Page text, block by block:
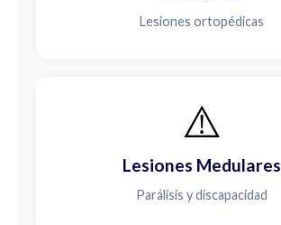
Lesiones ortopédicas
⚠️
Lesiones Medulares
Parálisis y discapacidad